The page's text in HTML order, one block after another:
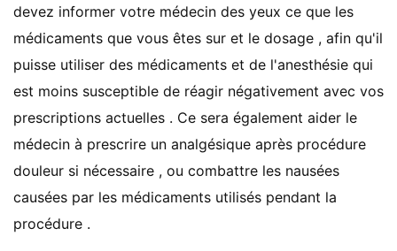
devez informer votre médecin des yeux ce que les
médicaments que vous êtes sur et le dosage , afin qu'il
puisse utiliser des médicaments et de l'anesthésie qui
est moins susceptible de réagir négativement avec vos
prescriptions actuelles . Ce sera également aider le
médecin à prescrire un analgésique après procédure
douleur si nécessaire , ou combattre les nausées
causées par les médicaments utilisés pendant la
procédure .